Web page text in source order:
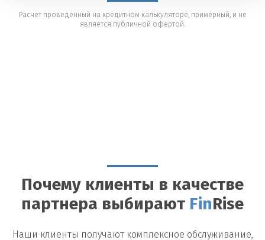
Расчет проведенный на кредитном калькуляторе, примерный, и не
является публичной офертой.
Почему клиенты в качестве
партнера выбирают Fin Rise
Наши клиенты получают комплексное обслуживание,